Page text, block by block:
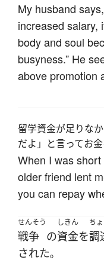
My husband
increased salary,
body and soul
busyness.” He
above promotion
留学資金が足りなか
だよ」と言ってお
When I was
older friend lent
you can repay
せんそう
戦争 の
しきん
資金を
ち
調
された。